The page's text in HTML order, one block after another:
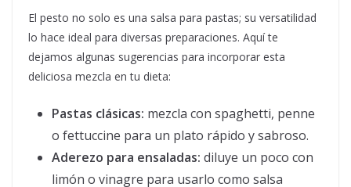
El pesto no solo es una salsa para pastas; su versatilidad
lo hace ideal para diversas preparaciones. Aquí te
dejamos algunas sugerencias para incorporar esta
deliciosa mezcla en tu dieta:
Pastas clásicas: mezcla con spaghetti, penne
o fettuccine para un plato rápido y sabroso.
Aderezo para ensaladas: diluye un poco con
limón o vinagre para usarlo como salsa